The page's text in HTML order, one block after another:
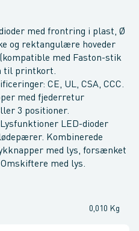
med frontring i plast, Ø
og rektangulære hoveder
med Faston-stik
til printkort.
CE, UL, CSA, CCC.
med fjederretur
3 positioner.
LED-dioder
Kombinerede
med lys, forsænket
med lys.
0,010 Kg